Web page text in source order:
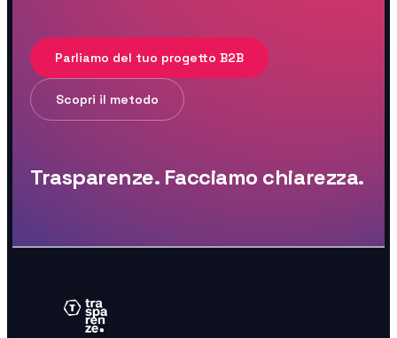
Parliamo del tuo progetto B2B
Scopri il metodo
Trasparenze. Facciamo chiarezza.